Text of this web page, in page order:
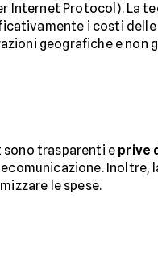
Internet Protocol). La
i costi delle
geografiche e non
trasparenti e prive
Inoltre,
le spese.